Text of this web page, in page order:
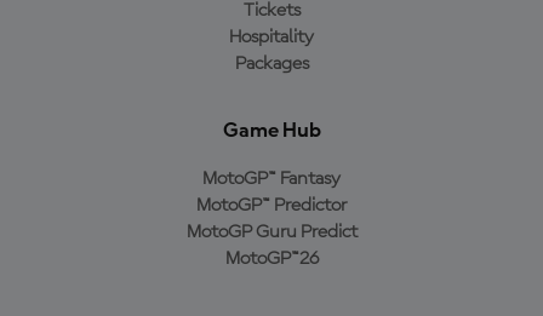
Tickets
Hospitality
Packages
Game Hub
MotoGP™ Fantasy
MotoGP™ Predictor
MotoGP Guru Predict
MotoGP™26